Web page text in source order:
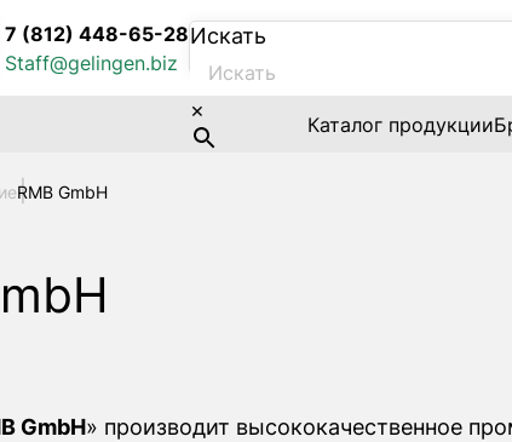
7 (812) 448-65-28
Staff@gelingen.biz
Искать
×
Каталог продукции
RMB GmbH
GmbH» производит высококачественное